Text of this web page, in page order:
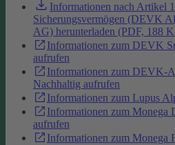
Informationen nach Artikel
Sicherungsvermögen (DEVK
AG) herunterladen (PDF, 188
Informationen zum DEVK
aufrufen
Informationen zum DEVK-
Nachhaltig aufrufen
Informationen zum Lupus
Informationen zum Monega
aufrufen
Informationen zum Monega